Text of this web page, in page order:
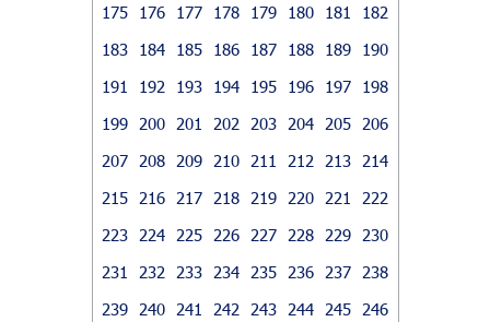
175
176 177 178 179 180 181
182
183
184 185 186 187 188 189
190
191
192 193 194 195 196 197
198
199
200 201 202 203 204 205
206
207
208 209 210 211 212 213
214
215
216 217 218 219 220 221
222
223
224 225 226 227 228 229
230
231
232 233 234 235 236 237
238
239
240 241 242 243 244 245
246